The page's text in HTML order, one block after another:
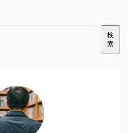
検
索